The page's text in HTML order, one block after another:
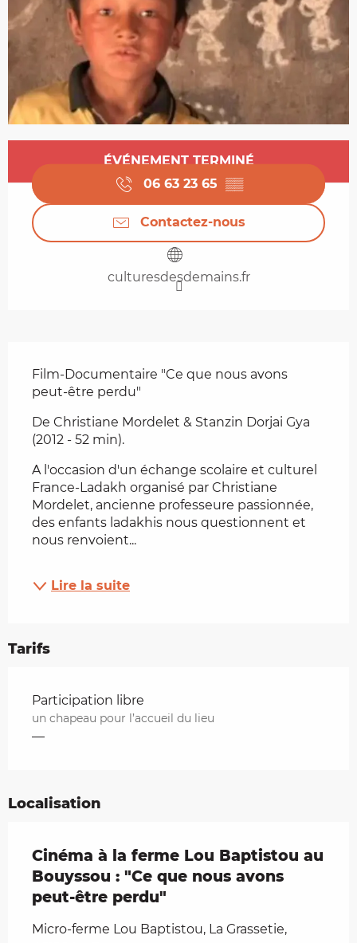
Ouverture et coordonnées
ÉVÉNEMENT TERMINÉ
06 63 23 65 ▒▒
Contactez-nous
culturesdesdemains.fr
Film-Documentaire "Ce que nous avons
peut-être perdu"
De Christiane Mordelet & Stanzin Dorjai Gya
(2012 - 52 min).
A l'occasion d'un échange scolaire et culturel
France-Ladakh organisé par Christiane
Mordelet, ancienne professeure passionnée,
des enfants ladakhis nous questionnent et
nous renvoient...
Lire la suite
Tarifs
Tarifs 2026
Participation libre
un chapeau pour l’accueil du lieu
—
Localisation
Cinéma à la ferme Lou Baptistou au
Bouyssou : "Ce que nous avons
peut-être perdu"
Micro-ferme Lou Baptistou, La Grassetie,